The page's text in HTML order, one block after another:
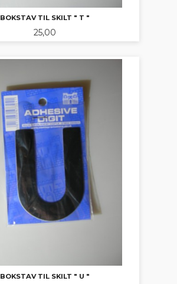
BOKSTAV TIL SKILT " T "
Pris
25,00
BOKSTAV TIL SKILT " U "